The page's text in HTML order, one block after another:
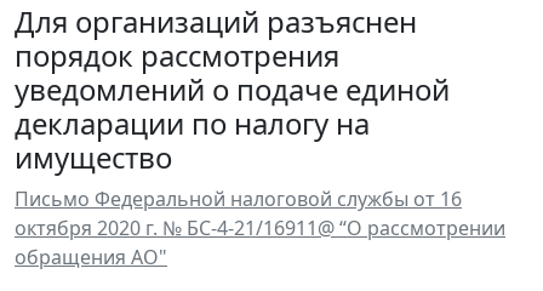
Для организаций разъяснен
порядок рассмотрения
уведомлений о подаче единой
декларации по налогу на
имущество
Письмо Федеральной налоговой службы от 16
октября 2020 г. № БС-4-21/16911@ “О рассмотрении
обращения АО"